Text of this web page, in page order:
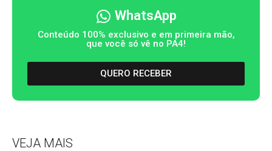
WhatsApp
Conteúdo 100% exclusivo e em primeira mão,
que você só vê no PA4!
QUERO RECEBER
VEJA MAIS